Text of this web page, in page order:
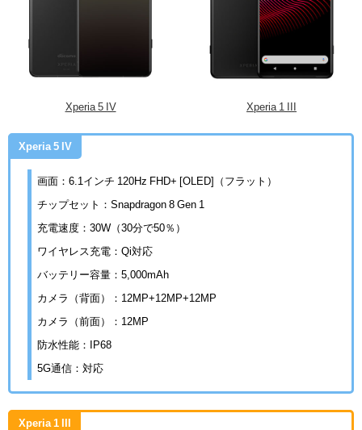
Xperia 5 IV Xperia 1 III
Xperia 5 IV
画面：6.1インチ 120Hz FHD+ [OLED]（フラット）
チップセット：Snapdragon 8 Gen 1
充電速度：30W（30分で50％）
ワイヤレス充電：Qi対応
バッテリー容量：5,000mAh
カメラ（背面）：12MP+12MP+12MP
カメラ（前面）：12MP
防水性能：IP68
5G通信：対応
Xperia 1 III